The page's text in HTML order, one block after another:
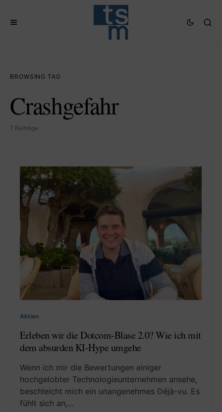
BROWSING TAG
Crashgefahr
7 Beiträge
Aktien
Erleben wir die Dotcom-Blase 2.0? Wie ich mit
dem absurden KI-Hype umgehe
Wenn ich mir die Bewertungen einiger
hochgelobter Technologieunternehmen ansehe,
beschleicht mich ein unangenehmes Déjà-vu. Es
fühlt sich an,…